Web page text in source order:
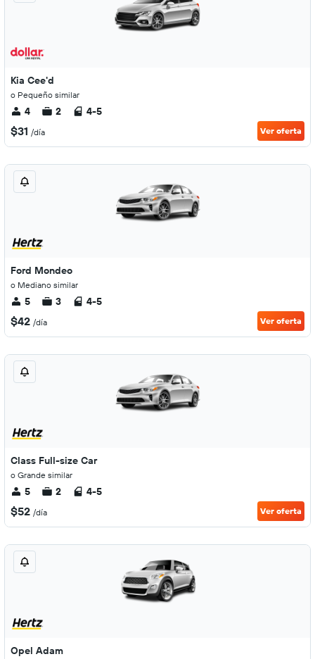
Kia Cee'd
o Pequeño similar
4 2 4-5
$31 /día Ver oferta
Ford Mondeo
o Mediano similar
5 3 4-5
$42 /día Ver oferta
Class Full-size Car
o Grande similar
5 2 4-5
$52 /día Ver oferta
Opel Adam